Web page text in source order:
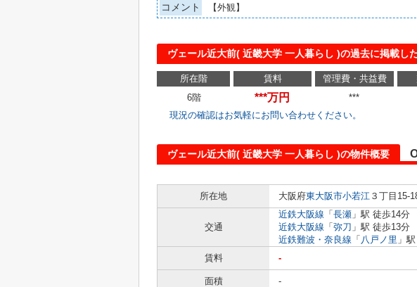
コメント 【外観】
ヴェール近大前( 近畿大学 一人暮らし )の過去に掲載し
所在階 賃料 管理費・共益費
6階
***万円 ***
現況の確認はお気軽にお問い合わせください。
ヴェール近大前( 近畿大学 一人暮らし )の物件概要
所在地
大阪府東大阪市小若江 ３丁目15-
交通
近鉄大阪線 「 長瀬 」駅 徒歩14分
近鉄大阪線 「 弥刀 」駅 徒歩13分
近鉄難波・奈良線 「 八戸ノ里 」
賃料
-
面積 -